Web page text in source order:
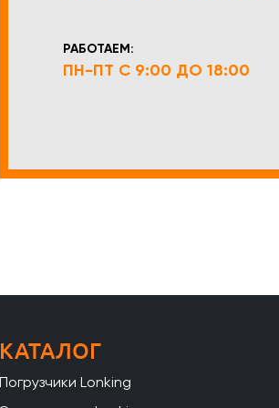
РАБОТАЕМ:
ПН-ПТ С 9:00 ДО 18:00
КАТАЛОГ
Погрузчики Lonking